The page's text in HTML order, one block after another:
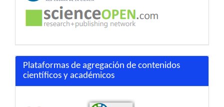
Plataformas de agregación de contenidos
científicos y académicos